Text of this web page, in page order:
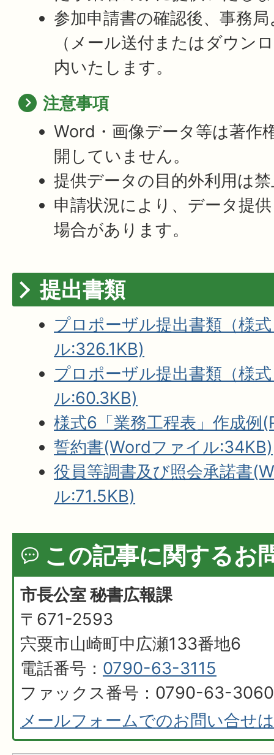
参加申請書の確認後、事務
（メール送付またはダウン
内いたします。
注意事項
Word・画像データ等は著作
開していません。
提供データの目的外利用は
申請状況により、データ提
場合があります。
提出書類
プロポーザル提出書類（様
ル:326.1KB)
プロポーザル提出書類（様
ル:60.3KB)
様式6「業務工程表」作成例
誓約書(Wordファイル:34KB)
役員等調書及び照会承諾書
ル:71.5KB)
この記事に関するお
市長公室 秘書広報課
〒671-2593
宍粟市山崎町中広瀬133番地6
電話番号： 0790-63-3115
ファックス番号：0790-63-3060
メールフォームでのお問い合せ